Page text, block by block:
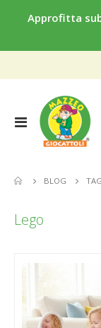
Approfitta
Toggle
Nav
BLOG TAG
Lego